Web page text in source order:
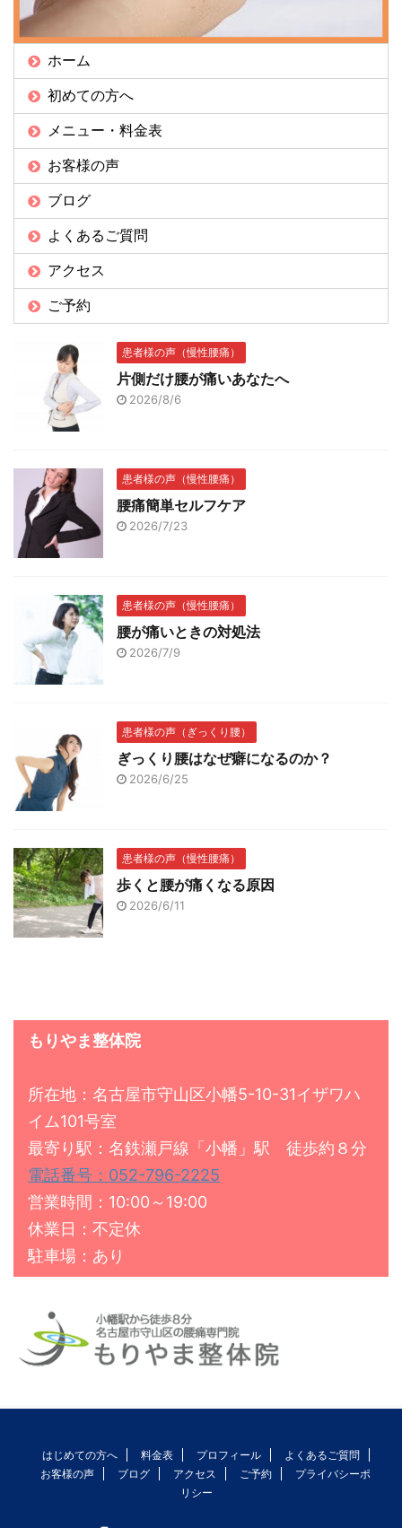
ホーム
初めての方へ
メニュー・料金表
お客様の声
ブログ
よくあるご質問
アクセス
ご予約
患者様の声（慢性腰痛）
片側だけ腰が痛いあなたへ
2026/8/6
患者様の声（慢性腰痛）
腰痛簡単セルフケア
2026/7/23
患者様の声（慢性腰痛）
腰が痛いときの対処法
2026/7/9
患者様の声（ぎっくり腰）
ぎっくり腰はなぜ癖になるのか？
2026/6/25
患者様の声（慢性腰痛）
歩くと腰が痛くなる原因
2026/6/11
もりやま整体院
所在地：名古屋市守山区小幡5-10-31イザワハ
イム101号室
最寄り駅：名鉄瀬戸線「小幡」駅 徒歩約８分
電話番号：052-796-2225
営業時間：10:00～19:00
休業日：不定休
駐車場：あり
はじめての方へ 料金表 プロフィール
よくあるご質問
お客様の声
ブログ アクセス ご予約
プライバシーポ
リシー